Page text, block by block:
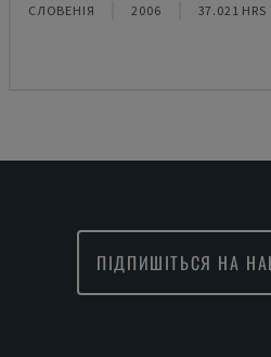
СЛОВЕНІЯ 2006 37.021 HRS
ПІДПИШІТЬСЯ НА